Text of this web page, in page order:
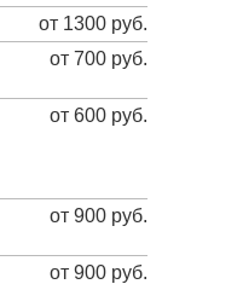
от 1300 руб.
от 700 руб.
от 600 руб.
от 900 руб.
от 900 руб.